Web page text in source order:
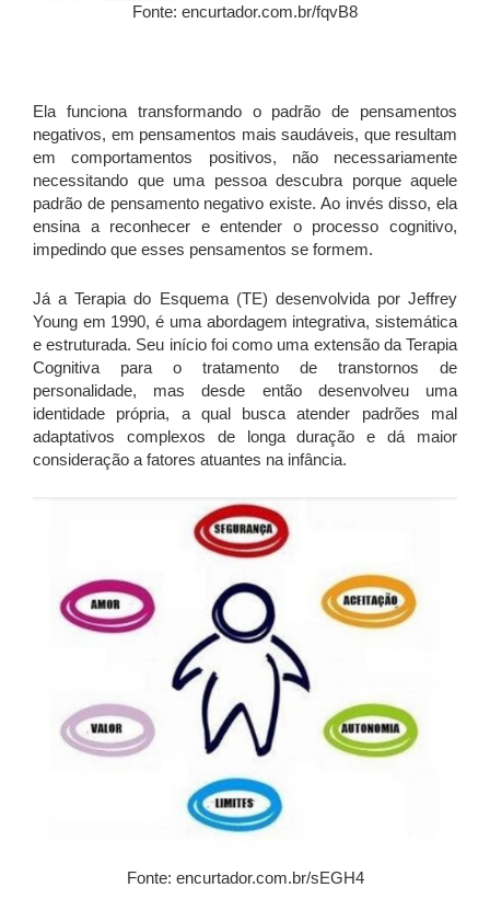
Fonte: encurtador.com.br/fqvB8
Ela funciona transformando o padrão de pensamentos
negativos, em pensamentos mais saudáveis, que resultam
em comportamentos positivos, não necessariamente
necessitando que uma pessoa descubra porque aquele
padrão de pensamento negativo existe. Ao invés disso, ela
ensina a reconhecer e entender o processo cognitivo,
impedindo que esses pensamentos se formem.
Já a Terapia do Esquema (TE) desenvolvida por Jeffrey
Young em 1990, é uma abordagem integrativa, sistemática
e estruturada. Seu início foi como uma extensão da Terapia
Cognitiva para o tratamento de transtornos de
personalidade, mas desde então desenvolveu uma
identidade própria, a qual busca atender padrões mal
adaptativos complexos de longa duração e dá maior
consideração a fatores atuantes na infância.
Fonte: encurtador.com.br/sEGH4